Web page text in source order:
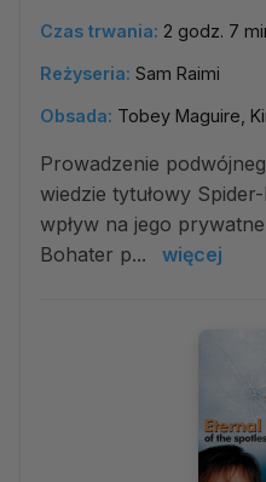
Czas trwania: 2 godz. 7
Reżyseria: Sam Raimi
Obsada: Tobey Maguire,
Prowadzenie
wiedzie tytułowy
wpływ na jego
Bohater p...
więcej